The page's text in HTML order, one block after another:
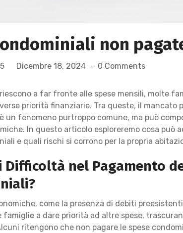
non
Dicembre 18, 2024 0 Comments
a far fronte alle spese mensili, molte
priorità finanziarie. Tra queste, il mancato
è un fenomeno purtroppo comune, ma può
In questo articolo esploreremo cosa può
e quali rischi si corrono per la propria
Difficoltà nel Pagamento
come la presenza di debiti
famiglie a dare priorità ad altre spese,
ritengono che non pagare le spese